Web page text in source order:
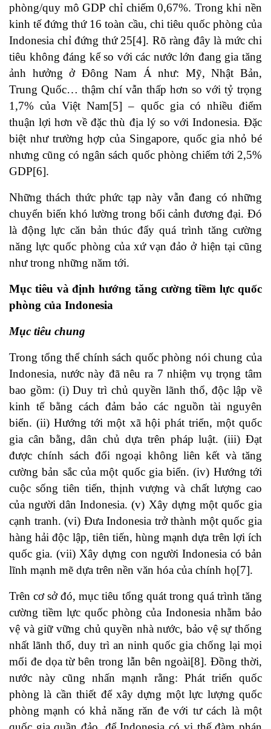
phòng/quy mô GDP chỉ chiếm 0,67%. Trong khi nền
kinh tế đứng thứ 16 toàn cầu, chi tiêu quốc phòng của
Indonesia chỉ đứng thứ 25[4]. Rõ ràng đây là mức chi
tiêu không đáng kể so với các nước lớn đang gia tăng
ảnh hưởng ở Đông Nam Á như: Mỹ, Nhật Bản,
Trung Quốc… thậm chí vẫn thấp hơn so với tỷ trọng
1,7% của Việt Nam[5] – quốc gia có nhiều điểm
thuận lợi hơn về đặc thù địa lý so với Indonesia. Đặc
biệt như trường hợp của Singapore, quốc gia nhỏ bé
nhưng cũng có ngân sách quốc phòng chiếm tới 2,5%
GDP[6].
Những thách thức phức tạp này vẫn đang có những
chuyển biến khó lường trong bối cảnh đương đại. Đó
là động lực căn bản thúc đẩy quá trình tăng cường
năng lực quốc phòng của xứ vạn đảo ở hiện tại cũng
như trong những năm tới.
Mục tiêu và định hướng tăng cường tiềm lực quốc
phòng của Indonesia
Mục tiêu chung
Trong tổng thể chính sách quốc phòng nói chung của
Indonesia, nước này đã nêu ra 7 nhiệm vụ trọng tâm
bao gồm: (i) Duy trì chủ quyền lãnh thổ, độc lập về
kinh tế bằng cách đảm bảo các nguồn tài nguyên
biển. (ii) Hướng tới một xã hội phát triển, một quốc
gia cân bằng, dân chủ dựa trên pháp luật. (iii) Đạt
được chính sách đối ngoại không liên kết và tăng
cường bản sắc của một quốc gia biển. (iv) Hướng tới
cuộc sống tiên tiến, thịnh vượng và chất lượng cao
của người dân Indonesia. (v) Xây dựng một quốc gia
cạnh tranh. (vi) Đưa Indonesia trở thành một quốc gia
hàng hải độc lập, tiên tiến, hùng mạnh dựa trên lợi ích
quốc gia. (vii) Xây dựng con người Indonesia có bản
lĩnh mạnh mẽ dựa trên nền văn hóa của chính họ[7].
Trên cơ sở đó, mục tiêu tổng quát trong quá trình tăng
cường tiềm lực quốc phòng của Indonesia nhằm bảo
vệ và giữ vững chủ quyền nhà nước, bảo vệ sự thống
nhất lãnh thổ, duy trì an ninh quốc gia chống lại mọi
mối đe dọa từ bên trong lẫn bên ngoài[8]. Đồng thời,
nước này cũng nhấn mạnh rằng: Phát triển quốc
phòng là cần thiết để xây dựng một lực lượng quốc
phòng mạnh có khả năng răn đe với tư cách là một